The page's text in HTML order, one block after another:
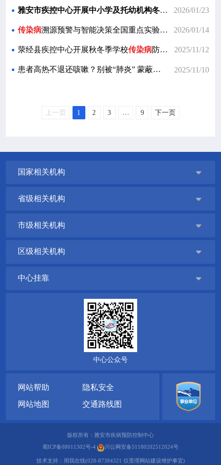
雅安市疾控中心开展中小学及托幼机构冬季 传染病防控与
2026/01/23
传染病溯源预警与智能决策全国重点实验室顺利召开全体PI会议 2026/01/14
荥经县疾控中心开展秋冬季学校传染病防控技术指导工作 2025/11/12
患者高热不退还咳嗽？别被“肺炎” 蒙蔽，这种 传染病要警
2025/11/10
上一页 1 2 3 … 9 下一页
国家相关机构 
省级相关机构 
市级相关机构 
区级相关机构 
中心挂靠 
中心公众号
网站帮助 隐私安全
网站地图 交通路线图
版权所有：雅安市疾病预防控制中心
蜀ICP备08011302号-4 川公网安备51180202512024号
技术支持： 用我在线(028-87384321 仅受理网站建设维护事宜)